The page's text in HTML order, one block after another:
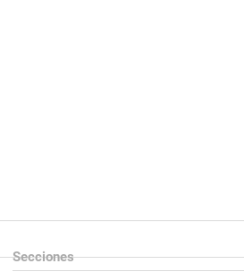
Secciones